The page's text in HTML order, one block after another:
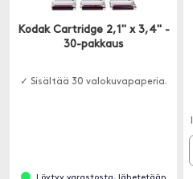
Kodak Cartridge 2,1" x 3,4" -
30-pakkaus
✓ Sisältää 30 valokuvapaperia.